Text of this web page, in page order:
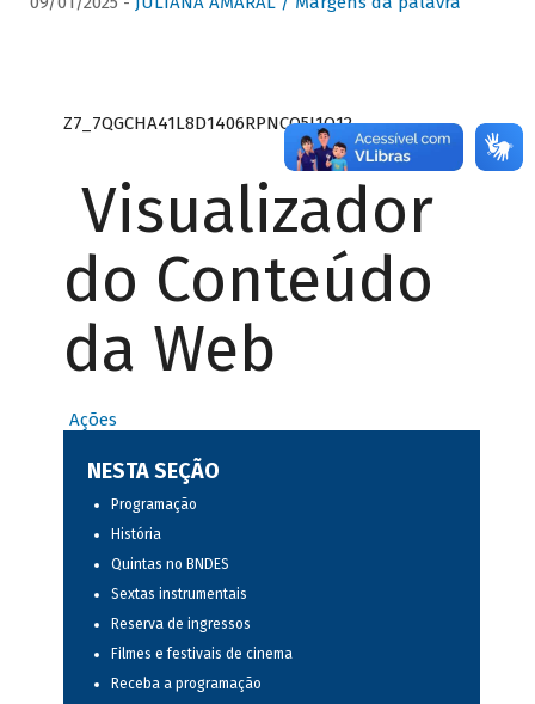
Z7_7QGCHA41L8D1406RPNCQ5J1O12
Visualizador
do Conteúdo
da Web
Ações
NESTA SEÇÃO
Programação
História
Quintas no BNDES
Sextas instrumentais
Reserva de ingressos
Filmes e festivais de cinema
Receba a programação